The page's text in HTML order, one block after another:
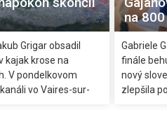
Grigar obsadil
kajak krose na
V pondelkovom
vo Vaires-sur-
na
Gabriele
finále
nový
zlepšila